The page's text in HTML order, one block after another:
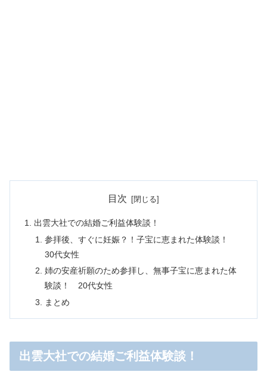
目次
出雲大社での結婚ご利益体験談！
参拝後、すぐに妊娠？！子宝に恵まれた体験談！
30代女性
姉の安産祈願のため参拝し、無事子宝に恵まれた体
験談！ 20代女性
まとめ
出雲大社での結婚ご利益体験談！